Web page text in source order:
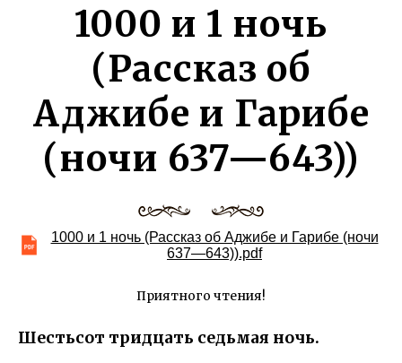
1000 и 1 ночь
(Рассказ об
Аджибе и Гарибе
(ночи 637—643))
1000 и 1 ночь (Рассказ об Аджибе и Гарибе (ночи
637—643)).pdf
Приятного чтения!
Шестьсот тридцать седьмая ночь.